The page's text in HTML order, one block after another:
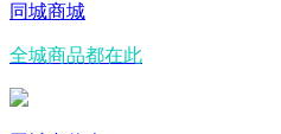
同城商城
全城商品都在此